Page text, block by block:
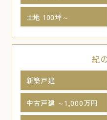
土地 100坪～
紀
新築戸建
中古戸建 ～1,000万円